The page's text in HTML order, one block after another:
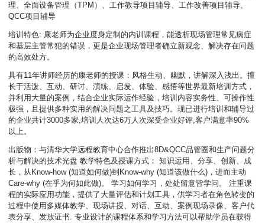
理、全面设备管理（TPM）、工作教导项目辅导、工作改善项目辅导、
QCC项目辅导
培训特色: 康老师为企业度身定制的内训课程，能透析现场管理常见病症
和基层主管常犯的错误，更是企业现场管理者确立新观念、解决存在问题
的高效处方。
具有11年讲师经历的康老师的授课：风格生动、幽默，讲解深入浅出。擅
长于活泼、互动、研讨、演练、启发、体验、感悟等世界最新培训方式，
并利用大量的案例，结合企业实际运作经验，培训内容实务性、可操作性
极强，且提供多种实用的解决问题之工具及技巧。现已进行培训和辅导过
的企业共计3000多家,培训人次达6万人次深受企业好评,客户满意率90%
以上。
出版物：与清华大学远程教育中心合作推出8D&QCC品管圈和生产问题分
析与解决的技术光盘 教学特色及授课方式： 知识运用、分享、创新、成
长，从Know-how (知道如何做)到Know-why (知道该做什么)，进而主动
Care-why (在乎为何如此做)。 学习如何学习，处处留意皆学问。 注重课
程的实际应用功能，提供了大量评估和计划工具，供学习者在角色转变的
过程中使用多媒体教学、现场讲授、对话、互动、案例现场录像、客户代
表分享、发放证书. 专业设计的课程体系和学习方法可以帮助学员在获得